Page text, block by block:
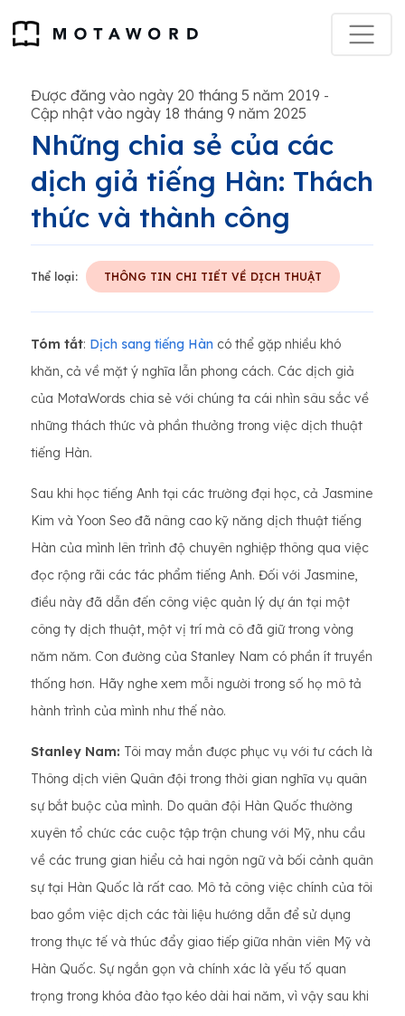
Được đăng vào ngày 20 tháng 5 năm 2019 -
Cập nhật vào ngày 18 tháng 9 năm 2025
Những chia sẻ của các
dịch giả tiếng Hàn: Thách
thức và thành công
Thể loại: THÔNG TIN CHI TIẾT VỀ DỊCH THUẬT
Tóm tắt: Dịch sang tiếng Hàn có thể gặp nhiều khó
khăn, cả về mặt ý nghĩa lẫn phong cách. Các dịch giả
của MotaWords chia sẻ với chúng ta cái nhìn sâu sắc về
những thách thức và phần thưởng trong việc dịch thuật
tiếng Hàn.
Sau khi học tiếng Anh tại các trường đại học, cả Jasmine
Kim và Yoon Seo đã nâng cao kỹ năng dịch thuật tiếng
Hàn của mình lên trình độ chuyên nghiệp thông qua việc
đọc rộng rãi các tác phẩm tiếng Anh. Đối với Jasmine,
điều này đã dẫn đến công việc quản lý dự án tại một
công ty dịch thuật, một vị trí mà cô đã giữ trong vòng
năm năm. Con đường của Stanley Nam có phần ít truyền
thống hơn. Hãy nghe xem mỗi người trong số họ mô tả
hành trình của mình như thế nào.
Stanley Nam: Tôi may mắn được phục vụ với tư cách là
Thông dịch viên Quân đội trong thời gian nghĩa vụ quân
sự bắt buộc của mình. Do quân đội Hàn Quốc thường
xuyên tổ chức các cuộc tập trận chung với Mỹ, nhu cầu
về các trung gian hiểu cả hai ngôn ngữ và bối cảnh quân
sự tại Hàn Quốc là rất cao. Mô tả công việc chính của tôi
bao gồm việc dịch các tài liệu hướng dẫn để sử dụng
trong thực tế và thúc đẩy giao tiếp giữa nhân viên Mỹ và
Hàn Quốc. Sự ngắn gọn và chính xác là yếu tố quan
trọng trong khóa đào tạo kéo dài hai năm, vì vậy sau khi